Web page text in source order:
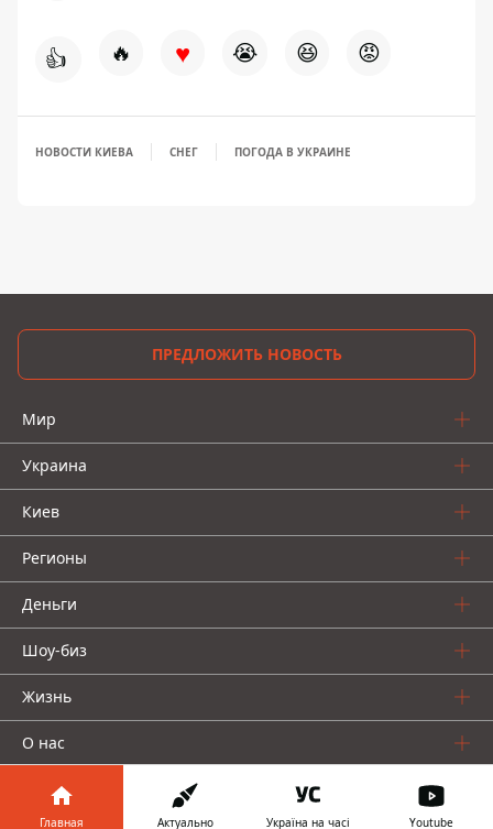
👍 🔥 ♥ 😭 😆 😡
НОВОСТИ КИЕВА СНЕГ ПОГОДА В УКРАИНЕ
ПРЕДЛОЖИТЬ НОВОСТЬ
Мир
Украина
Киев
Регионы
Деньги
Шоу-биз
Жизнь
О нас
Главная Актуально Україна на часі Youtube